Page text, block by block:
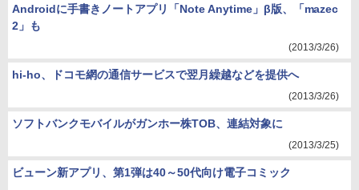
Androidに手書きノートアプリ「Note Anytime」β版、「mazec
2」も
(2013/3/26)
hi-ho、ドコモ網の通信サービスで翌月繰越などを提供へ
(2013/3/26)
ソフトバンクモバイルがガンホー株TOB、連結対象に
(2013/3/25)
ビューン新アプリ、第1弾は40～50代向け電子コミック